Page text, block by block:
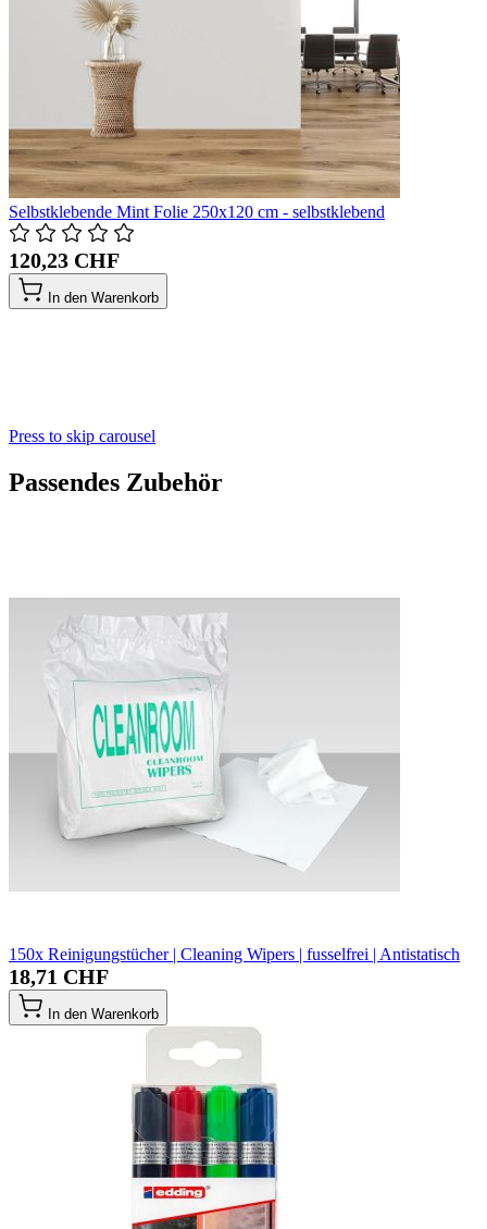
Selbstklebende Mint Folie 250x120 cm - selbstklebend
120,23 CHF
In den Warenkorb
Press to skip carousel
Passendes Zubehör
150x Reinigungstücher | Cleaning Wipers | fusselfrei | Antistatisch
18,71 CHF
In den Warenkorb